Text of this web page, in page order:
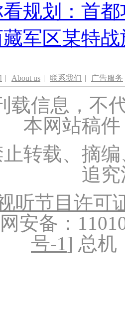
规划：首
军区某特
| About us | 联系我们 | 广告服务
载信息，不
本网站稿
转载、摘
追
听节目许可
安备：
号-1] 总机